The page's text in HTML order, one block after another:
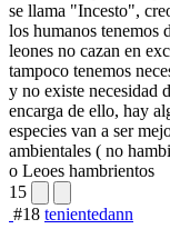
se llama "Incesto",
los humanos tenemos
leones no cazan en
tampoco tenemos
y no existe necesidad
encarga de ello, hay
especies van a ser
ambientales ( no
o Leoes hambrientos
15
#18 tenientedann